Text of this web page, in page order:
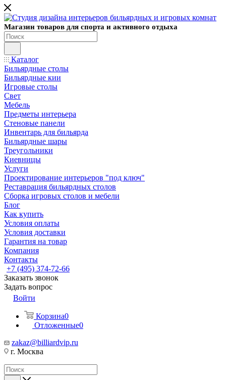
Магазин товаров для спорта и активного отдыха
Каталог
Бильярдные столы
Бильярдные кии
Игровые столы
Свет
Мебель
Предметы интерьера
Стеновые панели
Инвентарь для бильярда
Бильярдные шары
Треугольники
Киевницы
Услуги
Проектирование интерьеров "под ключ"
Реставрация бильярдных столов
Сборка игровых столов и мебели
Блог
Как купить
Условия оплаты
Условия доставки
Гарантия на товар
Компания
Контакты
+7 (495) 374-72-66
Заказать звонок
Задать вопрос
Войти
Корзина0
Отложенные0
zakaz@billiardvip.ru
г. Москва